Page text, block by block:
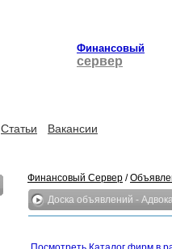
Финансовый
сервер
Статьи Вакансии
Финансовый Сервер /
Доска объявлений -